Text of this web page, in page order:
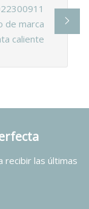
de marca
caliente
recibir las últimas